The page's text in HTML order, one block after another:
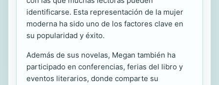
identificarse. Esta representación de la mujer
moderna ha sido uno de los factores clave en
su popularidad y éxito.
Además de sus novelas, Megan también ha
participado en conferencias, ferias del libro y
eventos literarios, donde comparte su